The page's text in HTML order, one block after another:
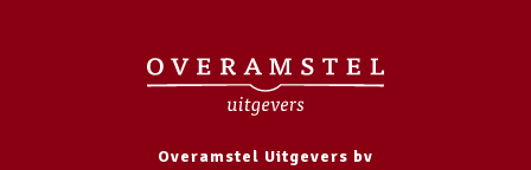
Overamstel Uitgevers bv